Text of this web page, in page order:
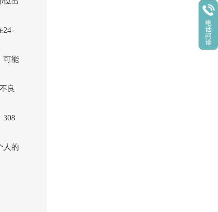
24-
可能
良
308
人的